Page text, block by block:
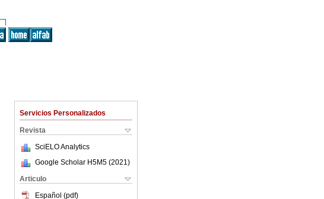
Servicios Personalizados
Revista
SciELO Analytics
Google Scholar H5M5 (2021 )
Articulo
Español (pdf)